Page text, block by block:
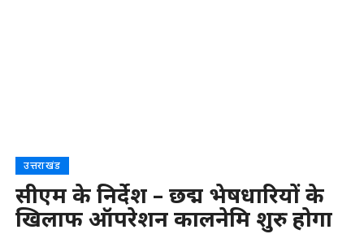
उत्तराखंड
सीएम के निर्देश – छद्म भेषधारियों के
खिलाफ ऑपरेशन कालनेमि शुरु होगा